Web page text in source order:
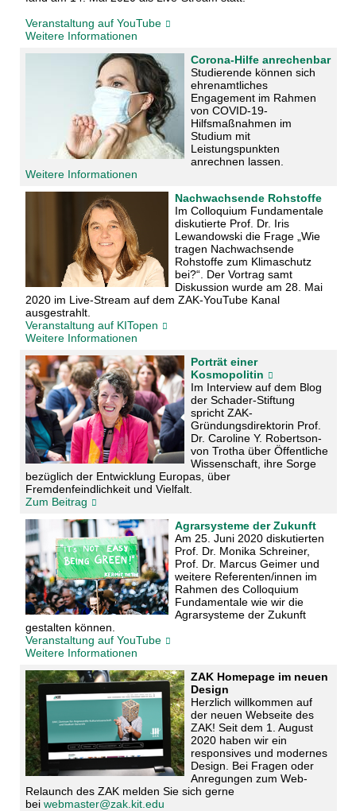
Veranstaltung auf YouTube
Weitere Informationen
Corona-Hilfe anrechenbar
Studierende können sich
ehrenamtliches
Engagement im Rahmen
von COVID-19-
Hilfsmaßnahmen im
Studium mit
Leistungspunkten
anrechnen lassen.
Weitere Informationen
Nachwachsende Rohstoffe
Im Colloquium Fundamentale
diskutierte Prof. Dr. Iris
Lewandowski die Frage „Wie
tragen Nachwachsende
Rohstoffe zum Klimaschutz
bei?“. Der Vortrag samt
Diskussion wurde am 28. Mai
2020 im Live-Stream auf dem ZAK-YouTube Kanal
ausgestrahlt.
Veranstaltung auf KITopen
Weitere Informationen
Porträt einer
Kosmopolitin
Im Interview auf dem Blog
der Schader-Stiftung
spricht ZAK-
Gründungsdirektorin Prof.
Dr. Caroline Y. Robertson-
von Trotha über Öffentliche
Wissenschaft, ihre Sorge
bezüglich der Entwicklung Europas, über
Fremdenfeindlichkeit und Vielfalt.
Zum Beitrag
Agrarsysteme der Zukunft
Am 25. Juni 2020 diskutierten
Prof. Dr. Monika Schreiner,
Prof. Dr. Marcus Geimer und
weitere Referenten/innen im
Rahmen des Colloquium
Fundamentale wie wir die
Agrarsysteme der Zukunft
gestalten können.
Veranstaltung auf YouTube
Weitere Informationen
ZAK Homepage im neuen
Design
Herzlich willkommen auf
der neuen Webseite des
ZAK! Seit dem 1. August
2020 haben wir ein
responsives und modernes
Design. Bei Fragen oder
Anregungen zum Web-
Relaunch des ZAK melden Sie sich gerne
bei webmaster@zak.kit.edu